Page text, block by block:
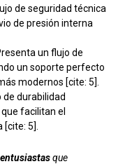
de seguridad técnica
de presión interna
un flujo de
un soporte perfecto
modernos [cite: 5].
durabilidad
facilitan el
5].
que